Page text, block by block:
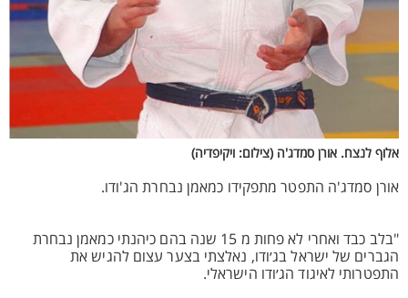
אלוף לנצח. אורן סמדג'ה (צילום: ויקיפדיה)
אורן סמדג'ה התפטר מתפקידו כמאמן נבחרת הג'ודו.
"בלב כבד ואחרי לא פחות מ 15 שנה בהם כיהנתי כמאמן נבחרת
הגברים של ישראל בג׳ודו, נאלצתי בצער עצום להגיש את
התפטרותי לאיגוד הג׳ודו הישראלי.